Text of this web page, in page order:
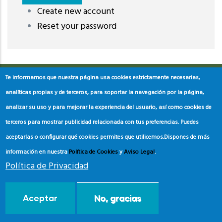
Create new account
Reset your password
레딧 다운로드coloring pages printable
download
Consumidor2024.
Te informamos que nuestra página usa cookies estrictamente necesarias,
analíticas propias y de terceros, para soportar la navegación por la página,
analizar su uso y para mejorar la experiencia del usuario, así como cookies de
terceros para mostrar publicidad relacionada con tus preferencias. Puedes
aceptarlas o configurar qué cookies permites que utilicemos.Dispones de más
información en nuestra Política de CookiesyAviso Legal.
Política de Privacidad
Aceptar No, gracias